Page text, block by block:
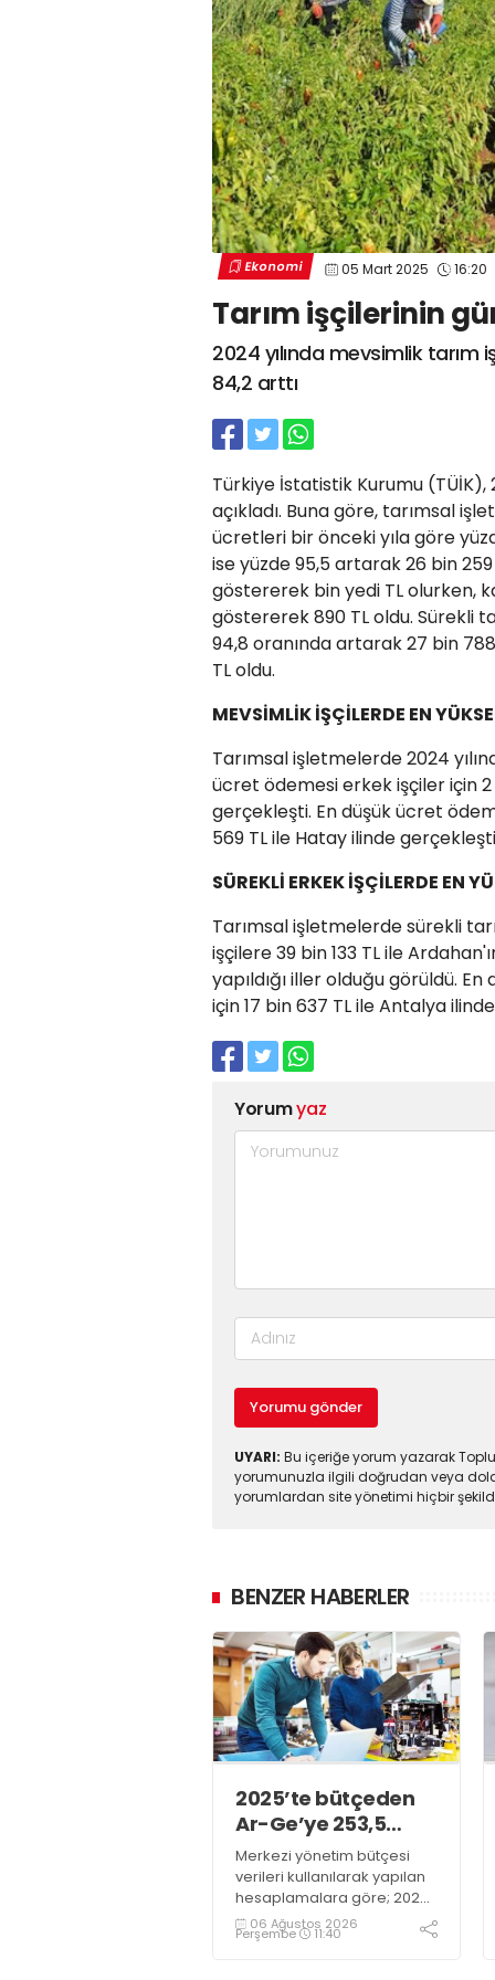
Ekonomi 05 Mart 2025 16:20
Tarım işçilerinin
2024 yılında mevsimlik
84,2 arttı
Türkiye İstatistik Kurumu (TÜİK),
açıkladı. Buna göre, tarımsal
ücretleri bir önceki yıla göre
ise yüzde 95,5 artarak 26 bin
göstererek bin yedi TL olurken,
göstererek 890 TL oldu. Sürekli
94,8 oranında artarak 27 bin
TL oldu.
MEVSİMLİK İŞÇİLERDE EN
Tarımsal işletmelerde 2024
ücret ödemesi erkek işçiler için 2
gerçekleşti. En düşük ücret
569 TL ile Hatay ilinde
SÜREKLİ ERKEK İŞÇİLERDE EN
Tarımsal işletmelerde sürekli
işçilere 39 bin 133 TL ile
yapıldığı iller olduğu görüldü.
için 17 bin 637 TL ile Antalya
Yorumyaz
Yorumu gönder
UYARI: Bu içeriğe yorum yazarak
yorumunuzla ilgili doğrudan veya
yorumlardan site yönetimi hiçbir
BENZER HABERLER
2025’te bütçeden
Ar-Ge’ye 253,5
milyar lira harcandı
Merkezi yönetim bütçesi
verileri kullanılarak yapılan
hesaplamalara göre; 2025
yılında Ar-Ge faaliyetleri için
gerçekleştirilen harcama
06 Ağustos 2026
Perşembe 11:40